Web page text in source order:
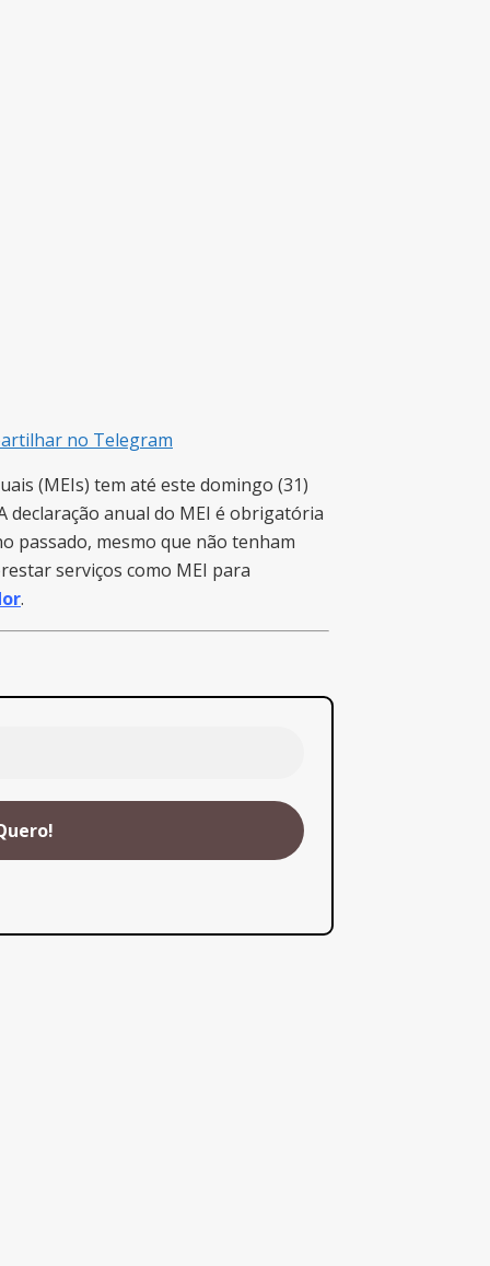
no Telegram
(MEIs) tem até este domingo (31)
declaração anual do MEI é obrigatória
passado, mesmo que não tenham
serviços como MEI para
.